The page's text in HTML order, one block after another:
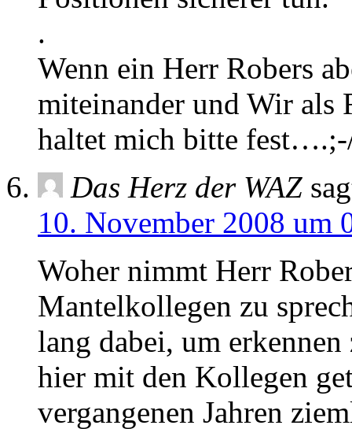
.
Wenn ein Herr Robers
miteinander und Wir als
haltet mich bitte
Das Herz der WAZ
10. November 2008 um
Woher nimmt Herr
Mantelkollegen zu
lang dabei, um
hier mit den Kollegen
vergangenen Jahren